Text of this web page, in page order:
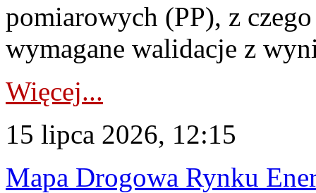
pomiarowych (PP), z
wymagane walidacje z
Więcej...
15 lipca 2026, 12:15
Mapa Drogowa Rynku